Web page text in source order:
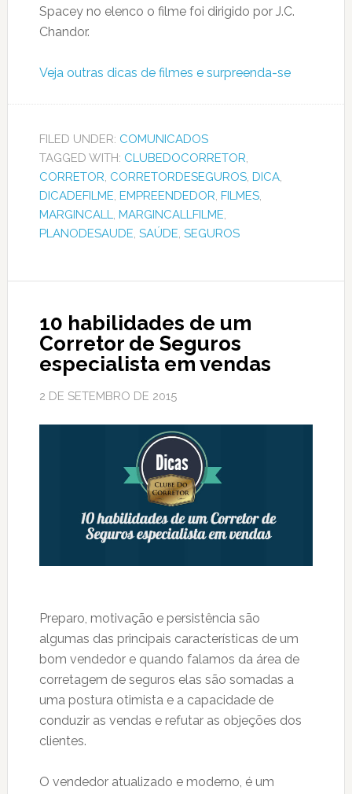
Spacey no elenco o filme foi dirigido por J.C.
Chandor.
Veja outras dicas de filmes e surpreenda-se
FILED UNDER: COMUNICADOS
TAGGED WITH: CLUBEDOCORRETOR,
CORRETOR, CORRETORDESEGUROS, DICA,
DICADEFILME, EMPREENDEDOR, FILMES,
MARGINCALL, MARGINCALLFILME,
PLANODESAUDE, SAÚDE, SEGUROS
10 habilidades de um
Corretor de Seguros
especialista em vendas
2 DE SETEMBRO DE 2015
Preparo, motivação e persistência são
algumas das principais características de um
bom vendedor e quando falamos da área de
corretagem de seguros elas são somadas a
uma postura otimista e a capacidade de
conduzir as vendas e refutar as objeções dos
clientes.
O vendedor atualizado e moderno, é um